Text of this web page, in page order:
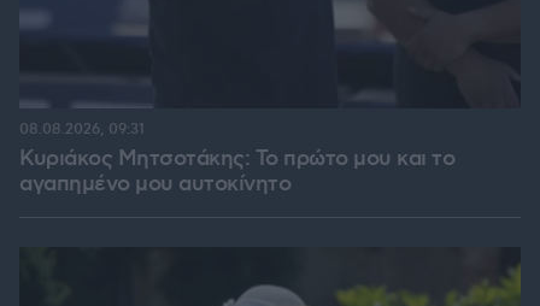
Κυριάκος Μητσοτάκης: Το πρώτο μου και το
αγαπημένο μου αυτοκίνητο
08.08.2026, 09:31